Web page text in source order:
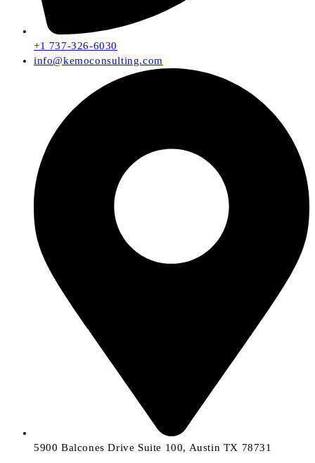
+1 737-326-6030
info@kemoconsulting.com
5900 Balcones Drive Suite 100, Austin TX 78731